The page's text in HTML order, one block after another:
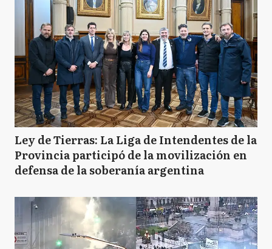
Ley de Tierras: La Liga de Intendentes de la
Provincia participó de la movilización en
defensa de la soberanía argentina